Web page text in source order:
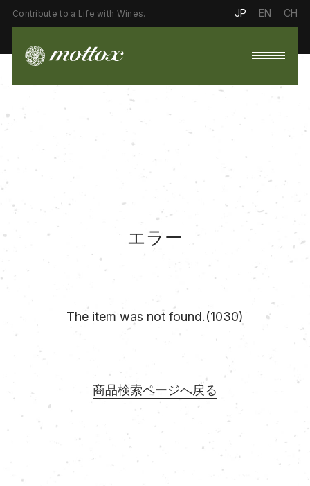
Contribute to a Life with Wines. JP EN CH
エラー
The item was not found.(1030)
商品検索ページへ戻る